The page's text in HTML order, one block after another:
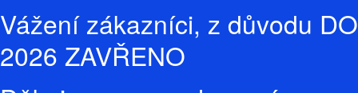
Vážení zákazníci, z důvodu
2026 ZAVŘENO